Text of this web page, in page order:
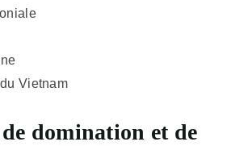
Vietnam
domination et de